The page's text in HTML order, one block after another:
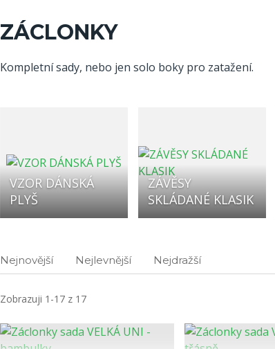
ZÁCLONKY
Kompletní sady, nebo jen solo boky pro zatažení.
VZOR DÁNSKÁ
PLYŠ
ZÁVĚSY
SKLÁDANÉ KLASIK
Nejnovější Nejlevnější Nejdražší
Zobrazuji 1-17 z 17